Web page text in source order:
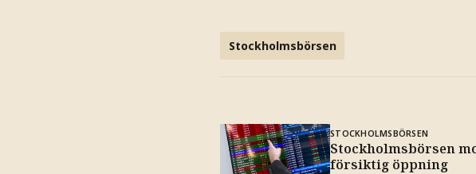
Stockholmsbörsen
STOCKHOLMSBÖRSEN
Stockholmsbörsen
försiktig öppning